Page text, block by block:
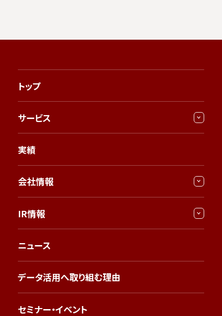
トップ
サービス
実績
会社情報
IR情報
ニュース
データ活用へ取り組む理由
セミナー・イベント